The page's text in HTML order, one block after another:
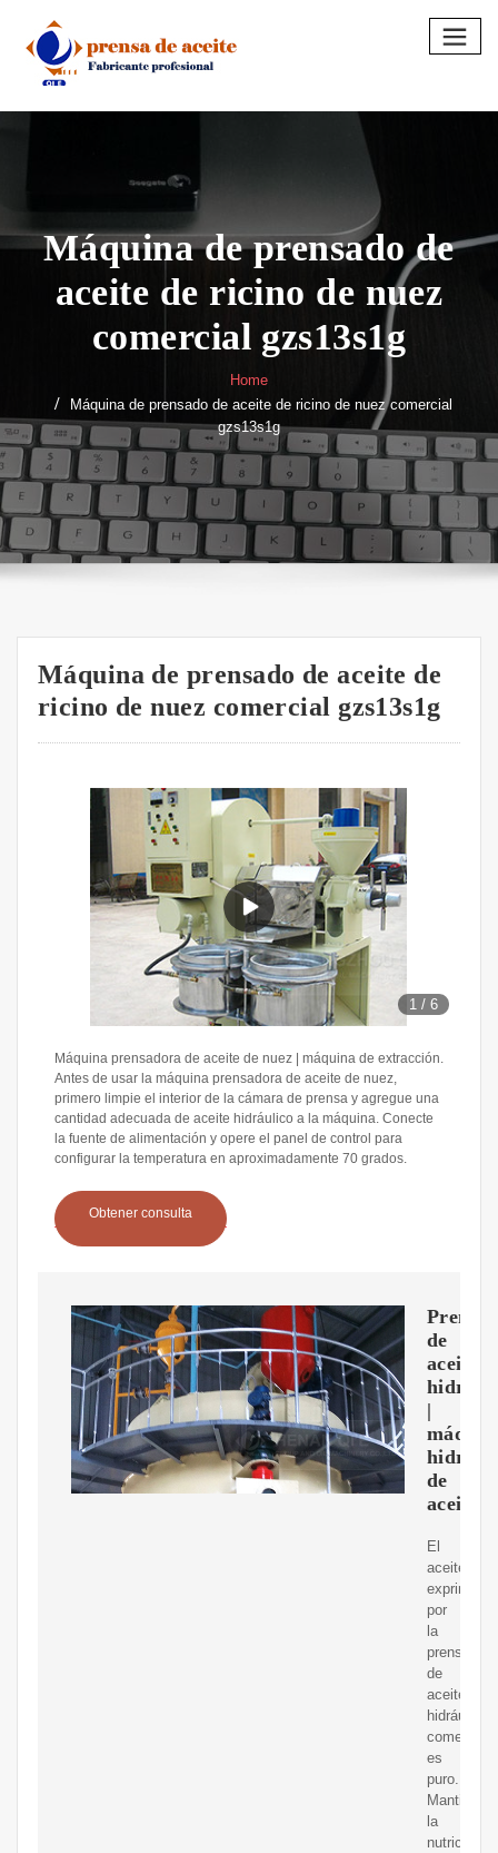
content
Máquina de prensado de
aceite de ricino de nuez
comercial gzs13s1g
Home
Máquina de prensado de aceite de ricino de nuez comercial
gzs13s1g
Máquina de prensado de aceite de
ricino de nuez comercial gzs13s1g
1 /6
Máquina prensadora de aceite de nuez | máquina de extracción.
Antes de usar la máquina prensadora de aceite de nuez,
primero limpie el interior de la cámara de prensa y agregue una
cantidad adecuada de aceite hidráulico a la máquina. Conecte
la fuente de alimentación y opere el panel de control para
configurar la temperatura en aproximadamente 70 grados.
Obtener consulta
Prensa
de
aceite
|
de
aceite
El
aceite
exprimido
por
la
prensa
de
aceite
hidráulica
comercial
es
puro.
Mantiene
la
nutrición